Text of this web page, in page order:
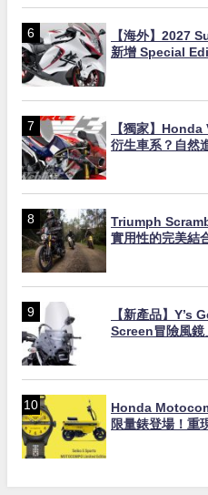
【海外】2027
新增 Special
【獨家】
衍生車系？自然
Triumph
實用性的完美結
【新產品】Y’s
Screen冒險風鏡
Honda
限量錶登場！重